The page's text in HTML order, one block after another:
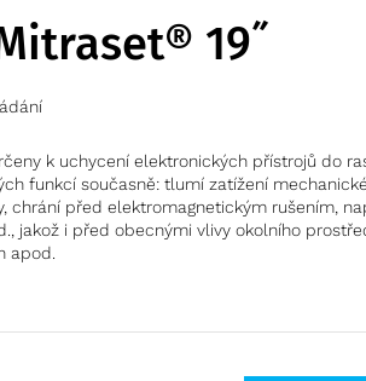
19˝
k uchycení elektronických přístrojů do
funkcí současně: tlumí zatížení
chrání před elektromagnetickým rušením,
jakož i před obecnými vlivy okolního
apod.